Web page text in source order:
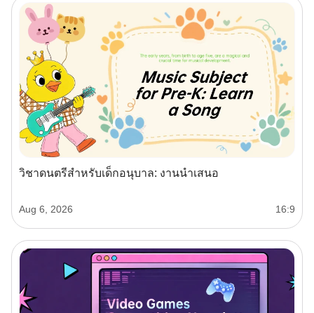
วิชาดนตรีสำหรับเด็กอนุบาล: งานนำเสนอ
Aug 6, 2026 16:9